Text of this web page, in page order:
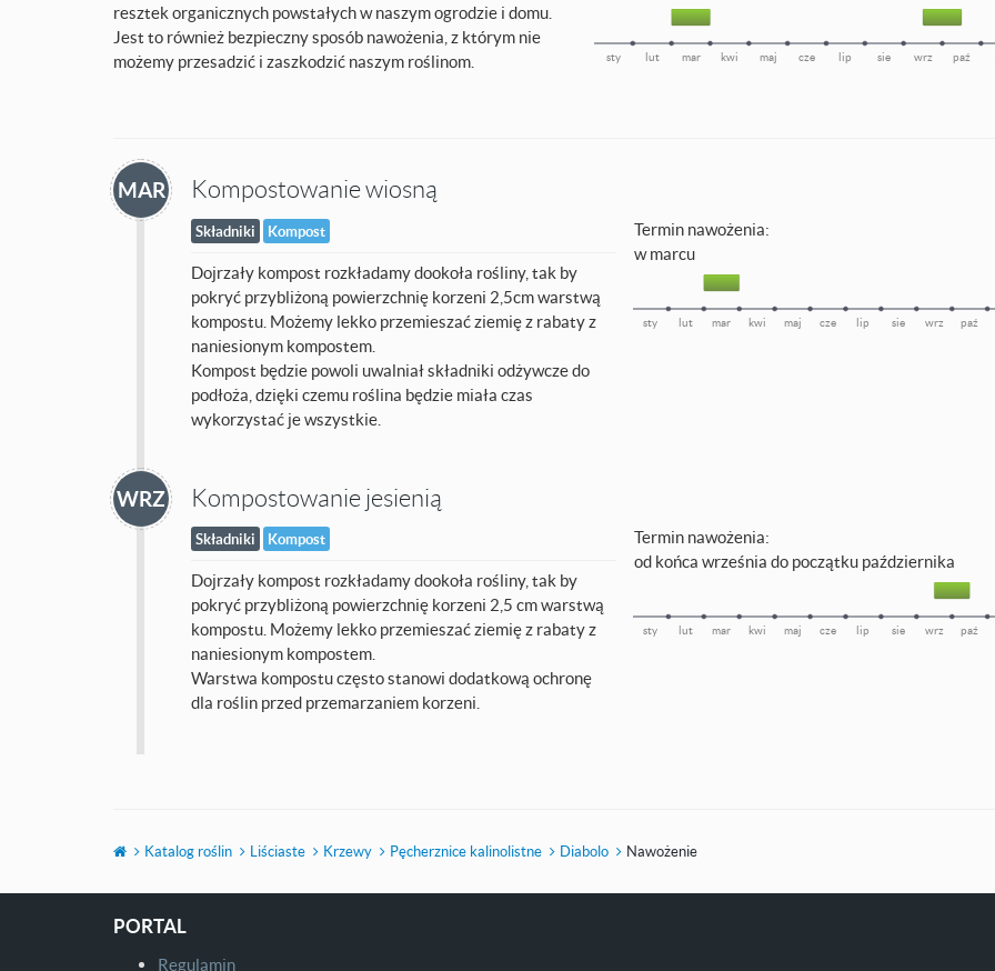
resztek organicznych powstałych w naszym ogrodzie i domu.
Jest to również bezpieczny sposób nawożenia, z którym nie
możemy przesadzić i zaszkodzić naszym roślinom.
sty lut mar kwi maj cze lip sie wrz paź
MAR Kompostowanie wiosną
Składniki Kompost
Dojrzały kompost rozkładamy dookoła rośliny, tak by
pokryć przybliżoną powierzchnię korzeni 2,5cm warstwą
kompostu. Możemy lekko przemieszać ziemię z rabaty z
naniesionym kompostem.
Kompost będzie powoli uwalniał składniki odżywcze do
podłoża, dzięki czemu roślina będzie miała czas
wykorzystać je wszystkie.
Termin nawożenia:
w marcu
sty lut mar kwi maj cze lip sie wrz paź
WRZ Kompostowanie jesienią
Składniki Kompost
Dojrzały kompost rozkładamy dookoła rośliny, tak by
pokryć przybliżoną powierzchnię korzeni 2,5 cm warstwą
kompostu. Możemy lekko przemieszać ziemię z rabaty z
naniesionym kompostem.
Warstwa kompostu często stanowi dodatkową ochronę
dla roślin przed przemarzaniem korzeni.
Termin nawożenia:
od końca września do początku października
sty lut mar kwi maj cze lip sie wrz paź
Katalog roślin Liściaste Krzewy Pęcherznice kalinolistne Diabolo Nawożenie
PORTAL
Regulamin